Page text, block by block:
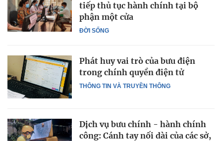
ĐỜI SỐNG
tiếp thủ tục hành chính tại bộ
phận một cửa
THÔNG TIN VÀ TRUYỀN THÔNG
Phát huy vai trò của bưu điện
trong chính quyền điện tử
Dịch vụ bưu chính - hành chính
công: Cánh tay nối dài của các sở,